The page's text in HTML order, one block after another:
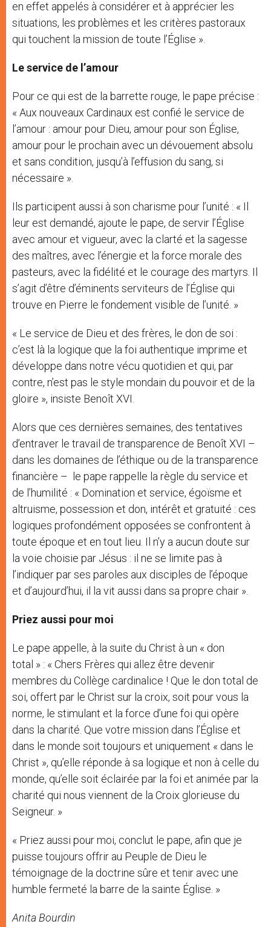
en effet appelés à considérer et à apprécier les
situations, les problèmes et les critères pastoraux
qui touchent la mission de toute l’Église ».
Le service de l’amour
Pour ce qui est de la barrette rouge, le pape précise :
« Aux nouveaux Cardinaux est confié le service de
l’amour : amour pour Dieu, amour pour son Église,
amour pour le prochain avec un dévouement absolu
et sans condition, jusqu’à l’effusion du sang, si
nécessaire ».
Ils participent aussi à son charisme pour l’unité : « Il
leur est demandé, ajoute le pape, de servir l’Église
avec amour et vigueur, avec la clarté et la sagesse
des maîtres, avec l’énergie et la force morale des
pasteurs, avec la fidélité et le courage des martyrs. Il
s’agit d’être d’éminents serviteurs de l’Église qui
trouve en Pierre le fondement visible de l’unité. »
« Le service de Dieu et des frères, le don de soi :
c’est là la logique que la foi authentique imprime et
développe dans notre vécu quotidien et qui, par
contre, n’est pas le style mondain du pouvoir et de la
gloire », insiste Benoît XVI.
Alors que ces dernières semaines, des tentatives
d’entraver le travail de transparence de Benoît XVI –
dans les domaines de l’éthique ou de la transparence
financière – le pape rappelle la règle du service et
de l’humilité : « Domination et service, égoïsme et
altruisme, possession et don, intérêt et gratuité : ces
logiques profondément opposées se confrontent à
toute époque et en tout lieu. Il n’y a aucun doute sur
la voie choisie par Jésus : il ne se limite pas à
l’indiquer par ses paroles aux disciples de l’époque
et d’aujourd’hui, il la vit aussi dans sa propre chair ».
Priez aussi pour moi
Le pape appelle, à la suite du Christ à un « don
total » : « Chers Frères qui allez être devenir
membres du Collège cardinalice ! Que le don total de
soi, offert par le Christ sur la croix, soit pour vous la
norme, le stimulant et la force d’une foi qui opère
dans la charité. Que votre mission dans l’Église et
dans le monde soit toujours et uniquement « dans le
Christ », qu’elle réponde à sa logique et non à celle du
monde, qu’elle soit éclairée par la foi et animée par la
charité qui nous viennent de la Croix glorieuse du
Seigneur. »
« Priez aussi pour moi, conclut le pape, afin que je
puisse toujours offrir au Peuple de Dieu le
témoignage de la doctrine sûre et tenir avec une
humble fermeté la barre de la sainte Église. »
Anita Bourdin